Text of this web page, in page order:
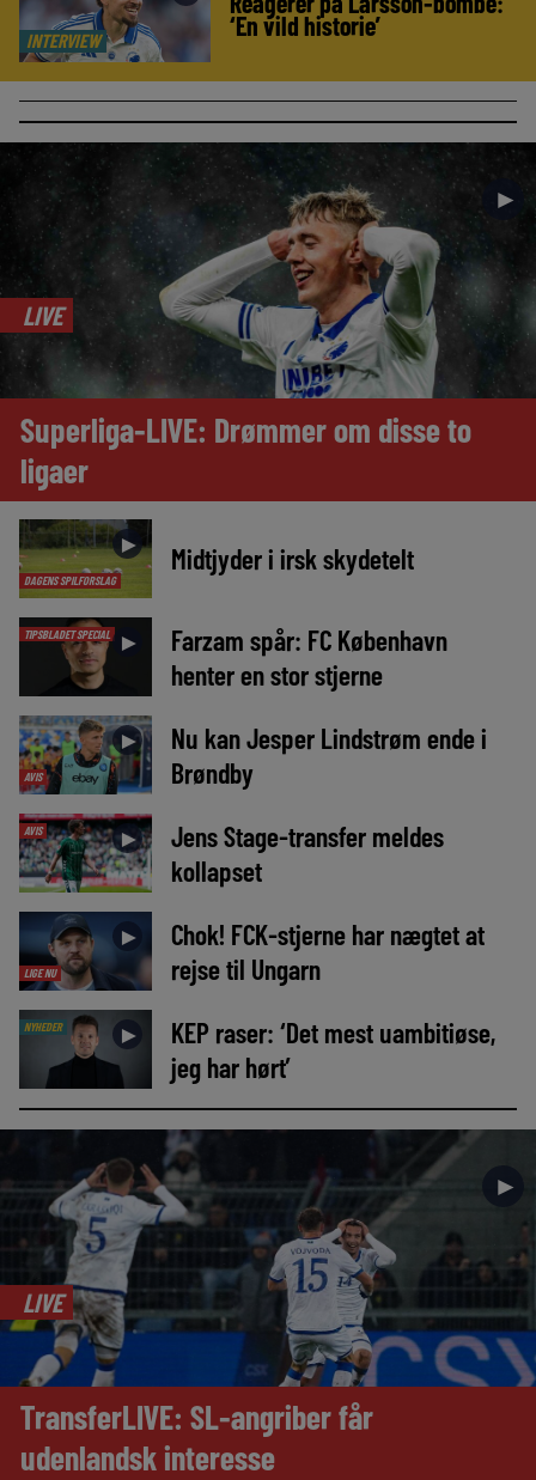
INTERVIEW ‘En vild historie’
►
LIVE
Superliga-LIVE: Drømmer om disse to
ligaer
DAGENS SPILFORSLAG
► Midtjyder i irsk skydetelt
TIPSBLADET SPECIAL ►
Farzam spår: FC København
henter en stor stjerne
AVIS
►
Nu kan Jesper Lindstrøm ende i
Brøndby
AVIS ►
Jens Stage-transfer meldes
kollapset
LIGE NU
►
Chok! FCK-stjerne har nægtet at
rejse til Ungarn
NYHEDER ►
KEP raser: ‘Det mest uambitiøse,
jeg har hørt’
►
LIVE
TransferLIVE: SL-angriber får
udenlandsk interesse